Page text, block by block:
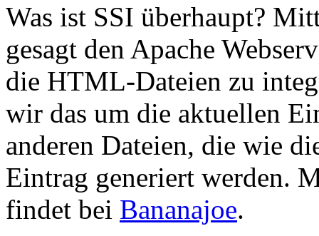
Was ist SSI überhaupt?
gesagt den Apache
die HTML-Dateien zu
wir das um die aktuellen
anderen Dateien, die wie
Eintrag generiert werden.
findet bei Bananajoe.